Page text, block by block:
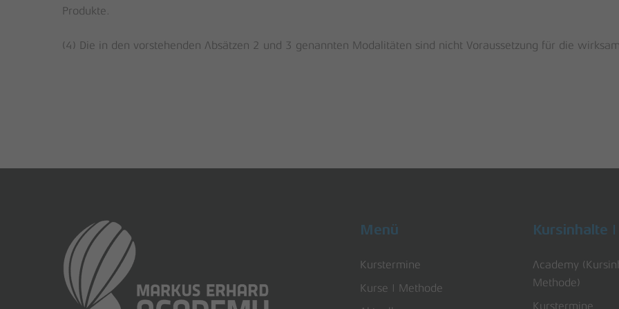
Produkte.
(4) Die in den vorstehenden Absätzen 2 und 3 genannten Modalitäten sind nicht Voraussetzung für die
Menü
Kurstermine
Kurse | Methode
Kursinhalte
Academy
Methode)
Kurstermine